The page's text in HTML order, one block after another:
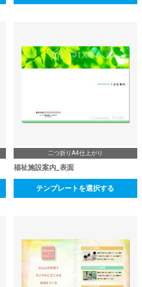
二つ折りA4仕上がり
福祉施設案内_表面
テンプレートを選択する